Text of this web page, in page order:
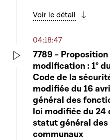
Voir le détail
04:18:47
7789 -
modification : 1°
Code de la
modifiée du 16
général des
loi modifiée du 24
statut général
communaux